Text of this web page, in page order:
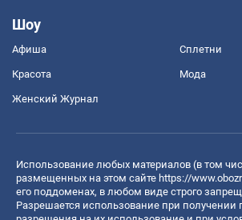
Шоу
Афиша Сплетни
Красота Мода
Женский Журнал
Использование любых материалов (в том
размещенных на этом сайте https://
его поддоменах, в любом виде строго
Разрешается использование при получении